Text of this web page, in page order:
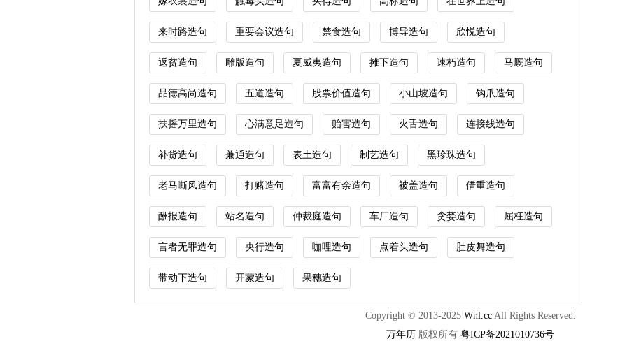
来时路造句 重要会议造句 禁食造句 博导造句 欣悦造句
返贫造句 雕版造句 夏威夷造句 摊下造句 速朽造句 马厩造句
品德高尚造句 五道造句 股票价值造句 小山坡造句 钩爪造句
扶摇万里造句 心满意足造句 贻害造句 火舌造句 连接线造句
补货造句 兼通造句 表土造句 制艺造句 黑珍珠造句
老马嘶风造句 打赌造句 富富有余造句 被盖造句 借重造句
酬报造句 站名造句 仲裁庭造句 车厂造句 贪婪造句 屈枉造句
言者无罪造句 央行造句 咖哩造句 点着头造句 肚皮舞造句
带动下造句 开蒙造句 果穗造句
Copyright © 2013-2025 Wnl.ccAll Rights Reserved.
万年历 版权所有 粤ICP备2021010736号